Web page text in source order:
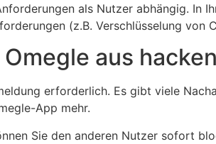
als Nutzer abhängig. In
(z.B. Verschlüsselung von
aus
erforderlich. Es gibt viele
App mehr.
Sie den anderen Nutzer sofort